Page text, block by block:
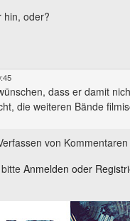
hin, oder?
dass er damit
die weiteren Bände
von
Anmelden oder